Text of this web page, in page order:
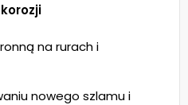
na rurach i
nowego szlamu i